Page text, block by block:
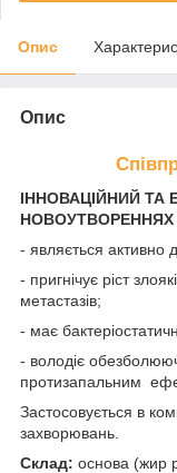
Опис
Опис
ІННОВАЦІЙНИЙ
НОВОУТВОРЕННЯХ
- являється активно
- пригнічує ріст
метастазів;
- має
- володіє
протизапальним
Застосовується в
захворювань.
Склад: основа (жир